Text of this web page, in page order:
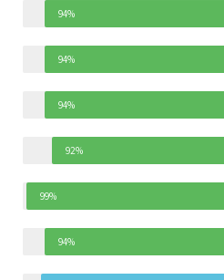
94%
94%
94%
92%
99%
94%